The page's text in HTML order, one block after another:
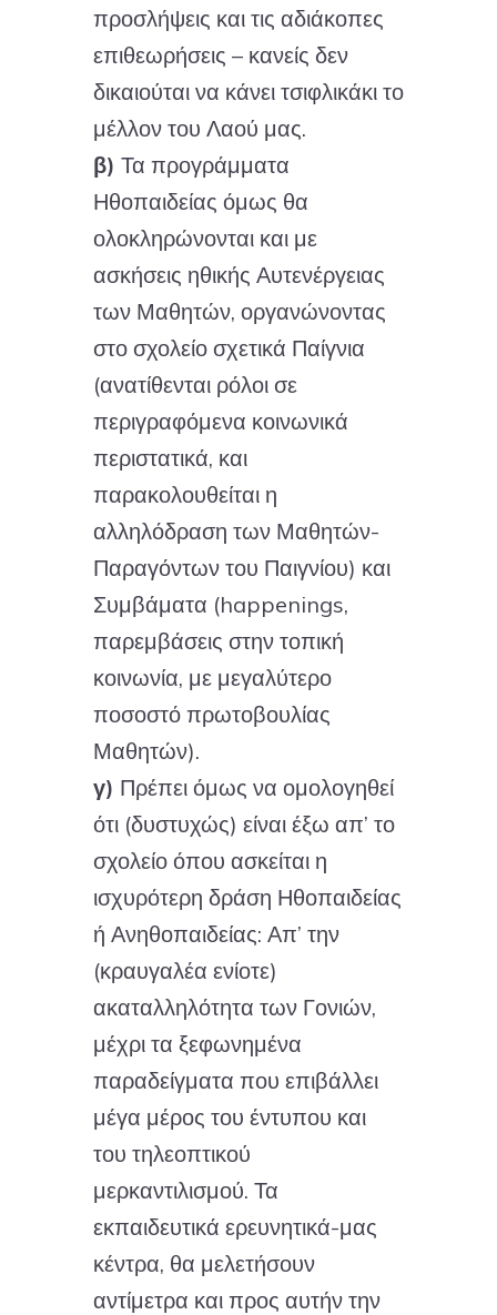
προσλήψεις και τις αδιάκοπες
επιθεωρήσεις – κανείς δεν
δικαιούται να κάνει τσιφλικάκι το
μέλλον του Λαού μας.
β) Τα προγράμματα
Ηθοπαιδείας όμως θα
ολοκληρώνονται και με
ασκήσεις ηθικής Αυτενέργειας
των Μαθητών, οργανώνοντας
στο σχολείο σχετικά Παίγνια
(ανατίθενται ρόλοι σε
περιγραφόμενα κοινωνικά
περιστατικά, και
παρακολουθείται η
αλληλόδραση των Μαθητών-
Παραγόντων του Παιγνίου) και
Συμβάματα (happenings,
παρεμβάσεις στην τοπική
κοινωνία, με μεγαλύτερο
ποσοστό πρωτοβουλίας
Μαθητών).
γ) Πρέπει όμως να ομολογηθεί
ότι (δυστυχώς) είναι έξω απ’ το
σχολείο όπου ασκείται η
ισχυρότερη δράση Ηθοπαιδείας
ή Ανηθοπαιδείας: Απ’ την
(κραυγαλέα ενίοτε)
ακαταλληλότητα των Γονιών,
μέχρι τα ξεφωνημένα
παραδείγματα που επιβάλλει
μέγα μέρος του έντυπου και
του τηλεοπτικού
μερκαντιλισμού. Τα
εκπαιδευτικά ερευνητικά-μας
κέντρα, θα μελετήσουν
αντίμετρα και προς αυτήν την